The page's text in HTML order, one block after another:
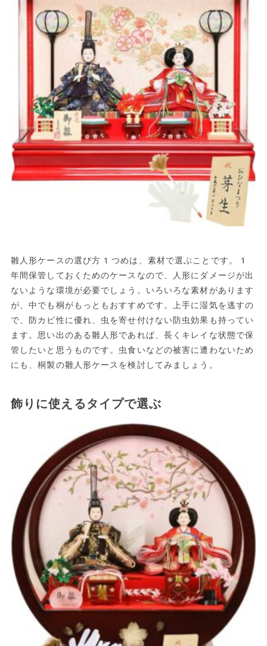
雛人形ケースの選び方1つめは、素材で選ぶことです。1
年間保管しておくためのケースなので、人形にダメージが出
ないような環境が必要でしょう。いろいろな素材があります
が、中でも桐がもっともおすすめです。上手に湿気を逃すの
で、防カビ性に優れ、虫を寄せ付けない防虫効果も持ってい
ます。思い出のある雛人形であれば、長くキレイな状態で保
管したいと思うものです。虫食いなどの被害に遭わないため
にも、桐製の雛人形ケースを検討してみましょう。
飾りに使えるタイプで選ぶ